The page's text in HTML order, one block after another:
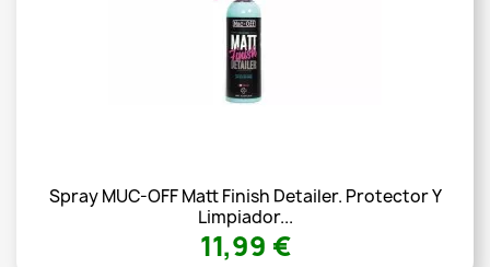
Spray MUC-OFF Matt Finish Detailer. Protector Y
Limpiador...
11,99 €